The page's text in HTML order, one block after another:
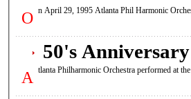
O n April 29, 1995 Atlanta Phil Harmonic
50's
A tlanta Philharmonic Orchestra performed at